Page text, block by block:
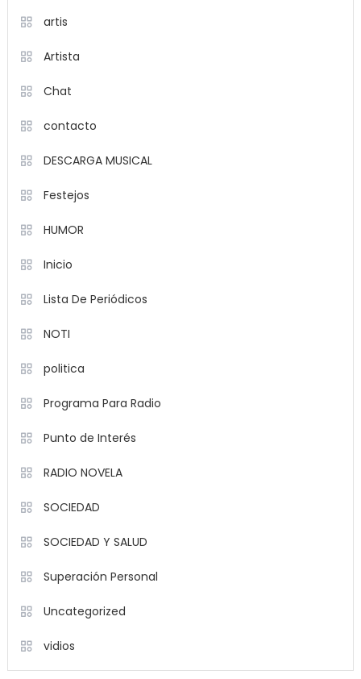
artis
Artista
Chat
contacto
DESCARGA MUSICAL
Festejos
HUMOR
Inicio
Lista De Periódicos
NOTI
politica
Programa Para Radio
Punto de Interés
RADIO NOVELA
SOCIEDAD
SOCIEDAD Y SALUD
Superación Personal
Uncategorized
vidios